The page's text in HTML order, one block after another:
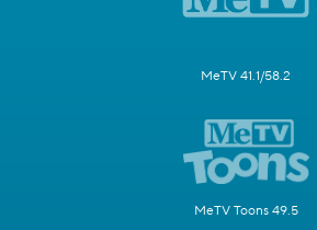
MeTV 41.1/58.2
MeTV Toons 49.5